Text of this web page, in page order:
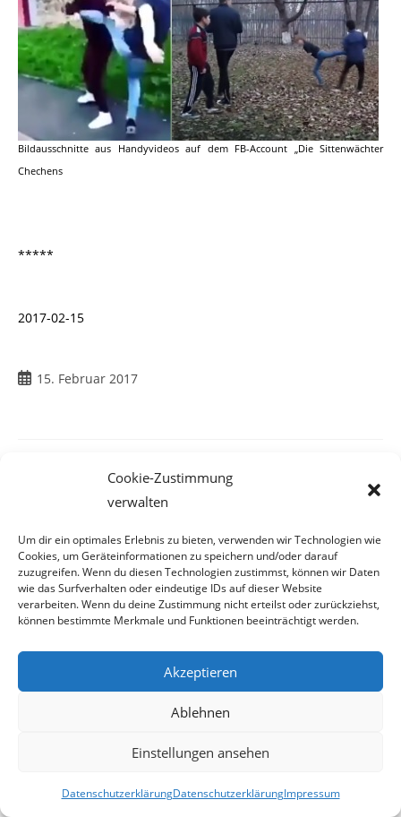
Cookie-Zustimmung
verwalten
Um dir ein optimales Erlebnis zu bieten, verwenden wir Technologien wie
Cookies, um Geräteinformationen zu speichern und/oder darauf
zuzugreifen. Wenn du diesen Technologien zustimmst, können wir Daten
wie das Surfverhalten oder eindeutige IDs auf dieser Website
verarbeiten. Wenn du deine Zustimmung nicht erteilst oder zurückziehst,
können bestimmte Merkmale und Funktionen beeinträchtigt werden.
Akzeptieren
Ablehnen
Einstellungen ansehen
DatenschutzerklärungDatenschutzerklärungImpressum
Bildausschnitte aus Handyvideos auf dem FB-Account „Die Sittenwächter
Chechens
*****
2017-02-15
15. Februar 2017
Steigende Kriminalität in Wien
Bei Bürgermeister Häupl müssten
eigentlich die Alarmglocken schrillen
Von der ehemals sehr sicheren Stadt entfernt sich Wien
zusehends. So ist laut einem Bericht der Wiener Polizei die
Kriminalität um 2,1 Prozent im Vergleich zum Vorjahr
Sexualdelikten hat sich auch die Bandenkriminalität
Westbahnhof zu gewalttätigen Auseinandersetzungen